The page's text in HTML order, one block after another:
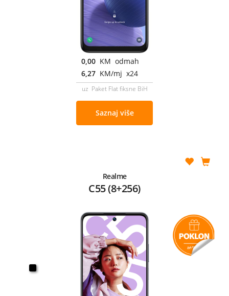
0,00 KM odmah
6,27 KM/mj x24
uz Paket Flat fiksne BiH
Saznaj više
Realme
C55 (8+256)